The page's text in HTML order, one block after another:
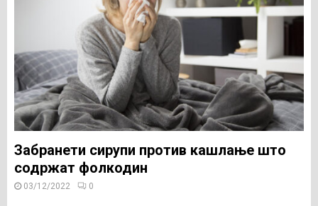
Забранети сирупи против кашлање што
содржат фолкодин
03/12/2022 0